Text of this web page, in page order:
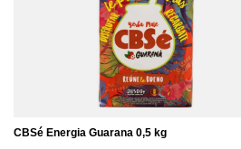
CBSé Energia Guarana 0,5 kg